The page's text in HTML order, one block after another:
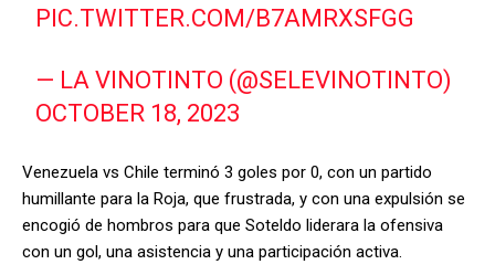
PIC.TWITTER.COM/B7AMRXSFGG
— LA VINOTINTO (@SELEVINOTINTO)
OCTOBER 18, 2023
Venezuela vs Chile terminó 3 goles por 0, con un partido
humillante para la Roja, que frustrada, y con una expulsión se
encogió de hombros para que Soteldo liderara la ofensiva
con un gol, una asistencia y una participación activa.